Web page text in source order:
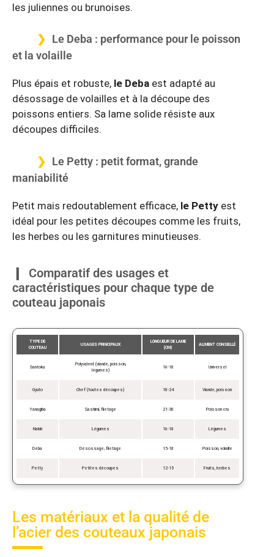
les juliennes ou brunoises.
Le Deba : performance pour le poisson
et la volaille
Plus épais et robuste, le Deba est adapté au
désossage de volailles et à la découpe des
poissons entiers. Sa lame solide résiste aux
découpes difficiles.
Le Petty : petit format, grande
maniabilité
Petit mais redoutablement efficace, le Petty est
idéal pour les petites découpes comme les fruits,
les herbes ou les garnitures minutieuses.
Comparatif des usages et
caractéristiques pour chaque type de
couteau japonais
TYPE DE
COUTEAU
USAGES PRINCIPAUX
LONGUEUR DE LAME
(CM)
ALIMENT CONSEILLÉ
Santoku
Polyvalent (viande, poisson,
légumes)
16-18 Universel
Gyuto Chef (toutes découpes) 18-24 Viande, poisson
Yanagiba Sashimi, filetage 21-30 Poisson cru
Nakiri Légumes 16-18 Légumes
Deba Désossage, filetage 15-18 Poisson, volaille
Petty Petites découpes 12-15 Fruits, herbes
Les matériaux et la qualité de
l’acier des couteaux japonais